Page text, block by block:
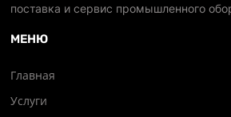
поставка и сервис промышленного
МЕНЮ
Главная
Услуги